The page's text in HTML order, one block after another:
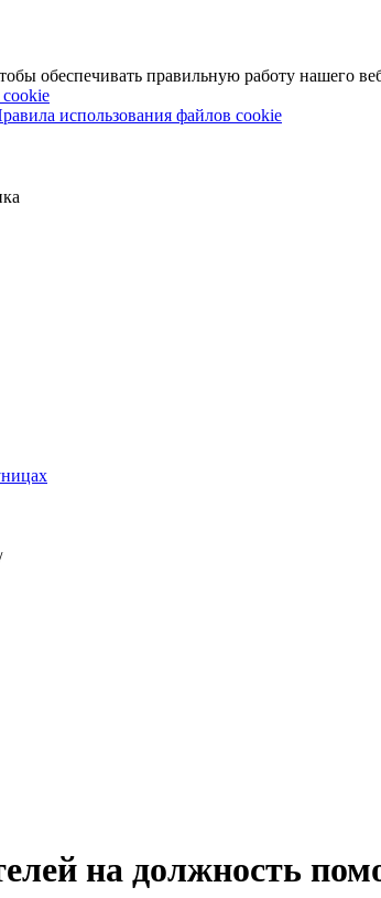
обеспечивать правильную работу нашего
использования файлов cookie
на должность